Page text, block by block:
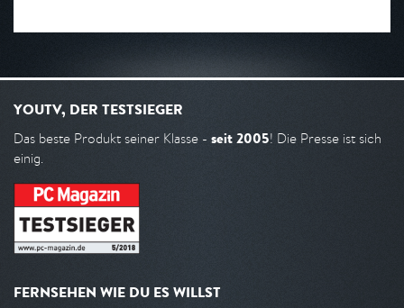
YOUTV, DER TESTSIEGER
Das beste Produkt seiner Klasse - seit 2005! Die Presse ist sich
einig.
FERNSEHEN WIE DU ES WILLST